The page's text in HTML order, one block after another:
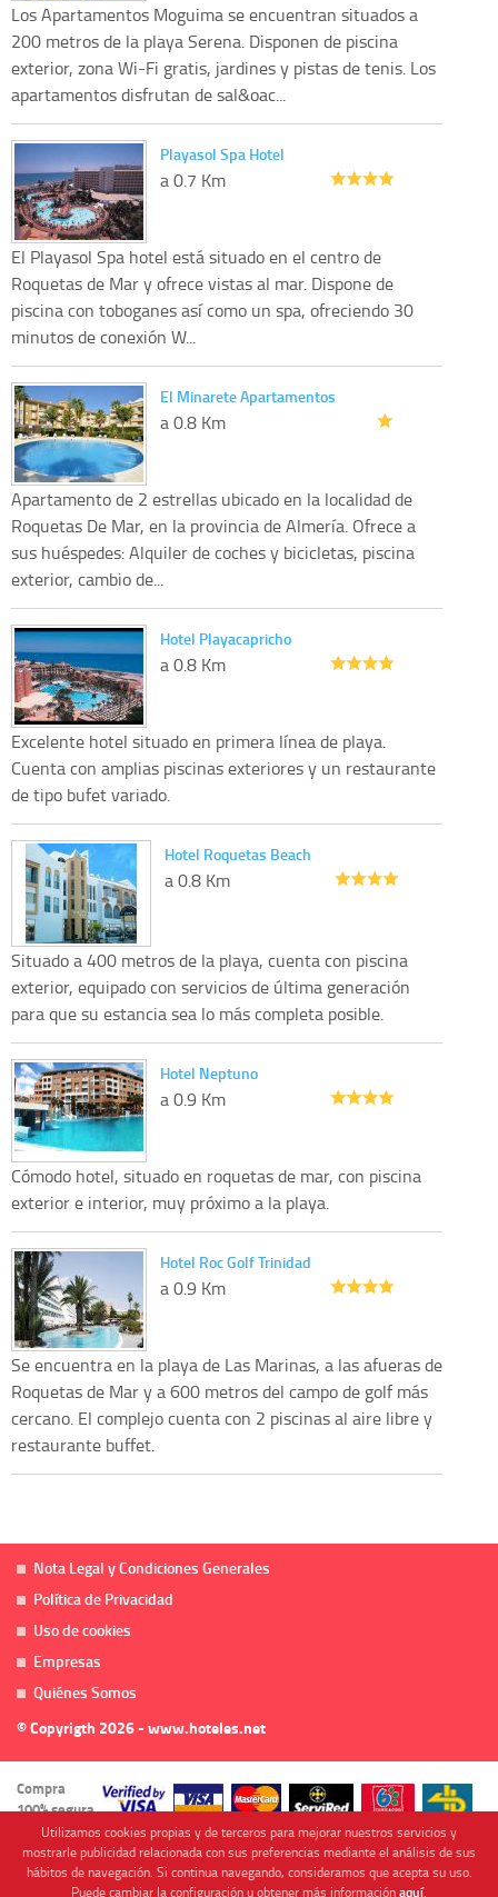
Los Apartamentos Moguima se encuentran situados a
200 metros de la playa Serena. Disponen de piscina
exterior, zona Wi-Fi gratis, jardines y pistas de tenis. Los
apartamentos disfrutan de sal&oac...
Playasol Spa Hotel
a 0.7 Km
El Playasol Spa hotel está situado en el centro de
Roquetas de Mar y ofrece vistas al mar. Dispone de
piscina con toboganes así como un spa, ofreciendo 30
minutos de conexión W...
El Minarete Apartamentos
a 0.8 Km
Apartamento de 2 estrellas ubicado en la localidad de
Roquetas De Mar, en la provincia de Almería. Ofrece a
sus huéspedes: Alquiler de coches y bicicletas, piscina
exterior, cambio de...
Hotel Playacapricho
a 0.8 Km
Excelente hotel situado en primera línea de playa.
Cuenta con amplias piscinas exteriores y un restaurante
de tipo bufet variado.
Hotel Roquetas Beach
a 0.8 Km
Situado a 400 metros de la playa, cuenta con piscina
exterior, equipado con servicios de última generación
para que su estancia sea lo más completa posible.
Hotel Neptuno
a 0.9 Km
Cómodo hotel, situado en roquetas de mar, con piscina
exterior e interior, muy próximo a la playa.
Hotel Roc Golf Trinidad
a 0.9 Km
Se encuentra en la playa de Las Marinas, a las afueras de
Roquetas de Mar y a 600 metros del campo de golf más
cercano. El complejo cuenta con 2 piscinas al aire libre y
restaurante buffet.
Nota Legal y Condiciones Generales
Política de Privacidad
Uso de cookies
Empresas
Quiénes Somos
© Copyrigth 2026 - www.hoteles.net
Compra
100% segura
Utilizamos cookies propias y de terceros para mejorar nuestros servicios y
mostrarle publicidad relacionada con sus preferencias mediante el análisis de sus
hábitos de navegación. Si continua navegando, consideramos que acepta su uso.
Puede cambiar la configuración u obtener más informaciónaquí.